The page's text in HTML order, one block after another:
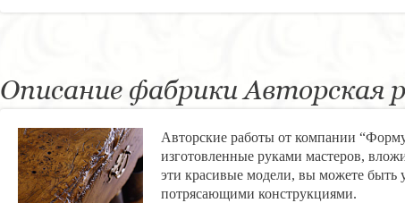
Описание фабрики Авторская
Авторские работы от компании
изготовленные руками мастеров,
эти красивые модели, вы можете быть
потрясающими конструкциями.